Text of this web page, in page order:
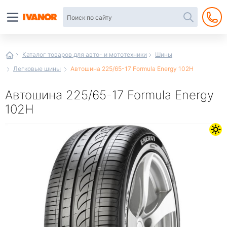
Каталог товаров для авто- и мототехники
Шины
Легковые шины
Автошина 225/65-17 Formula Energy 102H
Автошина 225/65-17 Formula Energy
102H
интернет-